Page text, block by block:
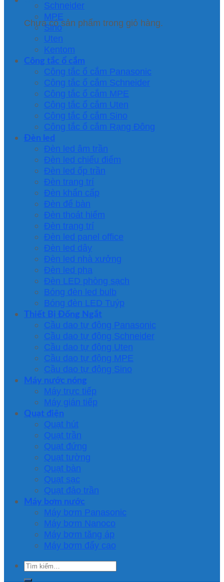
Chưa có sản phẩm trong giỏ hàng.
Schneider
MPE
Sino
Uten
Kentom
Công tắc ổ cắm
Công tắc ổ cắm Panasonic
Công tắc ổ cắm Schneider
Công tắc ổ cắm MPE
Công tắc ổ cắm Uten
Công tắc ổ cắm Sino
Công tắc ổ cắm Rạng Đông
Đèn led
Đèn led âm trần
Đèn led chiếu điểm
Đèn led ốp trần
Đèn trang trí
Đèn khẩn cấp
Đèn để bàn
Đèn thoát hiểm
Đèn trang trí
Đèn led panel office
Đèn led dây
Đèn led nhà xưởng
Đèn led pha
Đèn LED phòng sạch
Bóng đèn led bulb
Bóng đèn LED Tuýp
Thiết Bị Đống Ngắt
Cầu dao tự động Panasonic
Cầu dao tự động Schneider
Cầu dao tự động Uten
Cầu dao tự động MPE
Cầu dao tự động Sino
Máy nước nóng
Máy trực tiếp
Máy gián tiếp
Quạt điện
Quạt hút
Quạt trần
Quạt đứng
Quạt tường
Quạt bàn
Quạt sạc
Quạt đảo trần
Máy bơm nước
Máy bơm Panasonic
Máy bơm Nanoco
Máy bơm tăng áp
Máy bơm đẩy cao
Tìm
kiếm: